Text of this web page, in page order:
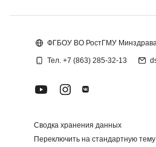
ФГБОУ ВО РостГМУ
Тел. +7 (863) 285-32-13
Сводка хранения данных
Переключить на стандартную тему